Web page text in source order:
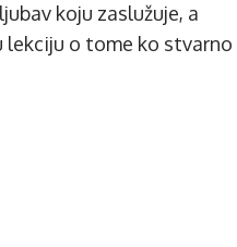
koju zaslužuje, a
lekciju o tome ko stvarno